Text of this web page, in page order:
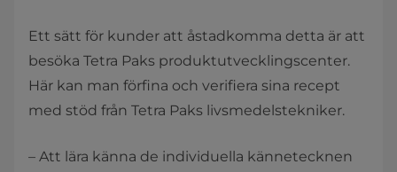
Ett sätt för kunder att åstadkomma detta är att
besöka Tetra Paks produktutvecklingscenter.
Här kan man förfina och verifiera sina recept
med stöd från Tetra Paks livsmedelstekniker.
– Att lära känna de individuella kännetecknen